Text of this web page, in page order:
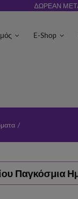
ΔΩΡΕΑΝ
E-Shop
/
Παγκόσμια